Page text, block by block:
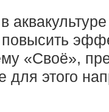
«Своё»,
для этого